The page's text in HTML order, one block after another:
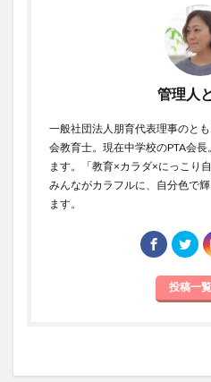
管理人
一般社団法人朋育代表理事のと
会教育士。現在中学校のPTA会
ます。「教育×カラダ×にっこり
みんながカラフルに、自分色で
ます。
投稿一